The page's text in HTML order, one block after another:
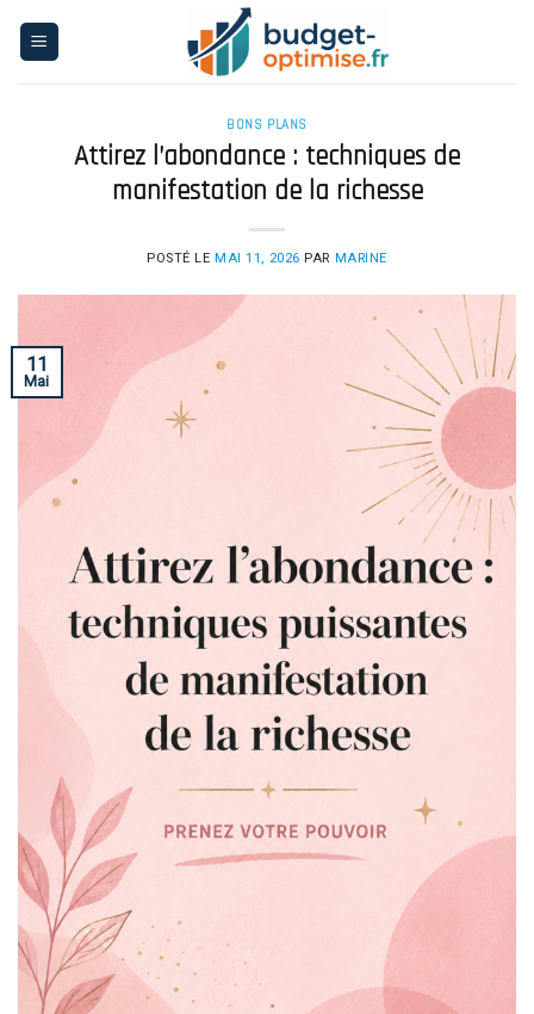
BONS PLANS
Attirez l’abondance : techniques de
manifestation de la richesse
POSTÉ LEMAI 11, 2026 PAR MARINE
11
Mai